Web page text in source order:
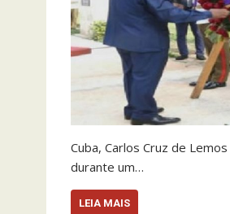
Cuba, Carlos Cruz de
durante um…
LEIA MAIS